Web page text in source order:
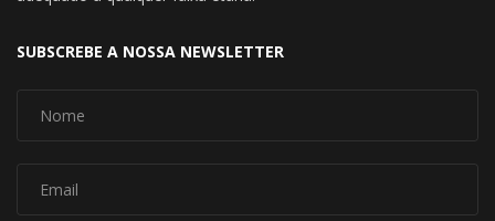
SUBSCREBE A NOSSA NEWSLETTER